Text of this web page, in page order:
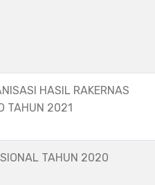
HASIL RAKERNAS
TAHUN 2021
TAHUN 2020